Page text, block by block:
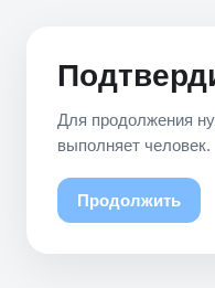
Для продолжения
выполняет человек.
Продолжить